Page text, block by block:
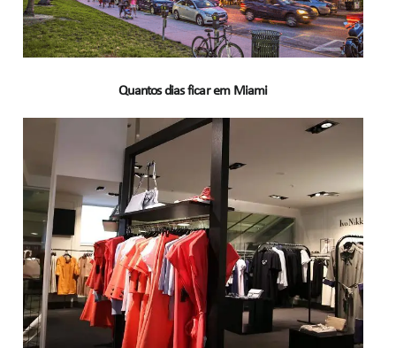
Quantos dias ficar em Miami